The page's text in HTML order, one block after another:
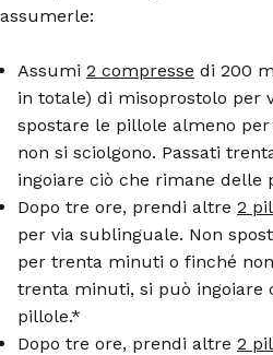
assumerle:
Assumi 2 compresse di 200
in totale) di misoprostolo per
spostare le pillole almeno
non si sciolgono. Passati
ingoiare ciò che rimane delle
Dopo tre ore, prendi altre 2
per via sublinguale. Non
per trenta minuti o finché
trenta minuti, si può ingoiare
pillole.*
Dopo tre ore, prendi altre 2